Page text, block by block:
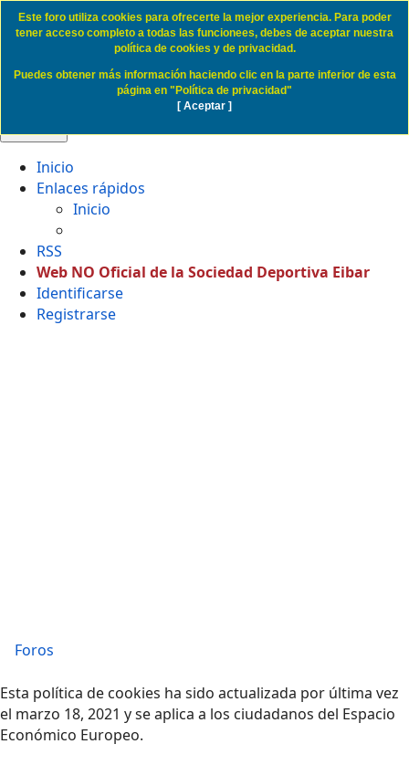
Politica de Cookies SD Eibar
Inicio
Enlaces rápidos
Inicio
RSS
Web NO Oficial de la Sociedad Deportiva Eibar
Identificarse
Registrarse
Foros
Esta política de cookies ha sido actualizada por última vez
el marzo 18, 2021 y se aplica a los ciudadanos del Espacio
Económico Europeo.
Este foro utiliza cookies para ofrecerte la mejor experiencia. Para poder
tener acceso completo a todas las funcionees, debes de aceptar nuestra
política de cookies y de privacidad.
Puedes obtener más información haciendo clic en la parte inferior de esta
página en "Política de privacidad"
[ Aceptar ]